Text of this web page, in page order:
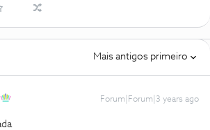
Mais antigos primeiro
Forum|Forum|3 years ago